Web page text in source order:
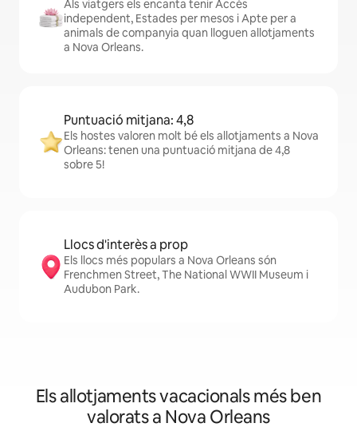
Als viatgers els encanta tenir Accés
independent, Estades per mesos i Apte per a
animals de companyia quan lloguen allotjaments
a Nova Orleans.
Puntuació mitjana: 4,8
Els hostes valoren molt bé els allotjaments a Nova
Orleans: tenen una puntuació mitjana de 4,8
sobre 5!
Llocs d'interès a prop
Els llocs més populars a Nova Orleans són
Frenchmen Street, The National WWII Museum i
Audubon Park.
Els allotjaments vacacionals més ben
valorats a Nova Orleans